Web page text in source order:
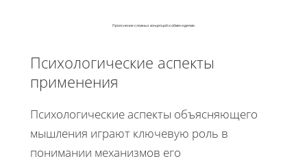
Прояснение сложных концепций и обмен идеями
Психологические аспекты
применения
Психологические аспекты объясняющего
мышления играют ключевую роль в
понимании механизмов его